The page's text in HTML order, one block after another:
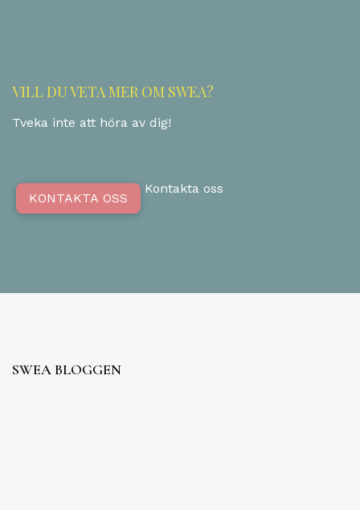
VILL DU VETA MER OM SWEA?
Tveka inte att höra av dig!
KONTAKTA OSS
Kontakta oss
SWEA BLOGGEN